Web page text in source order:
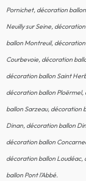
Pornichet, décoration
Neuilly sur Seine,
ballon Montreuil,
Courbevoie, décoration
décoration ballon Saint
décoration ballon
ballon Sarzeau, décoration
Dinan, décoration ballon
décoration ballon
décoration ballon
ballon Pont l’Abbé.